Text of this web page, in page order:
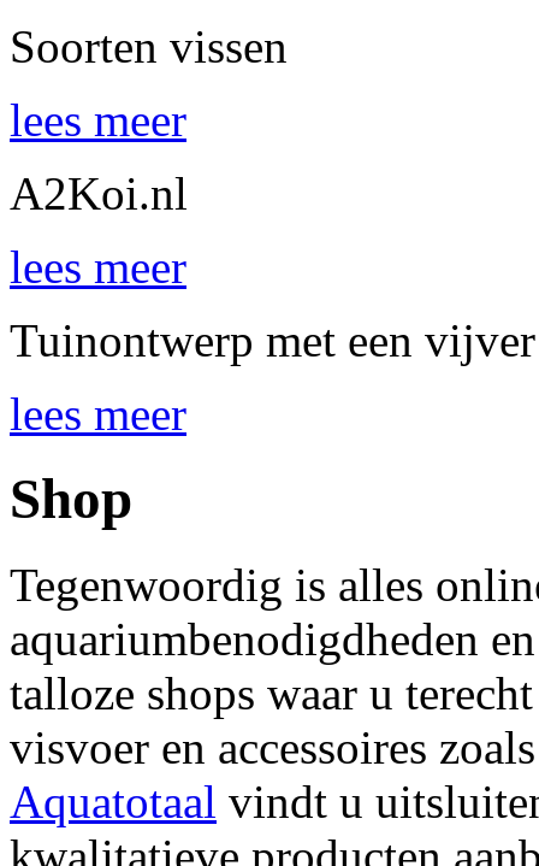
Soorten vissen
lees meer
A2Koi.nl
lees meer
Tuinontwerp met een vijver
lees meer
Shop
Tegenwoordig is alles
aquariumbenodigdheden
talloze shops waar u
visvoer en accessoires
Aquatotaal vindt u
kwalitatieve producten